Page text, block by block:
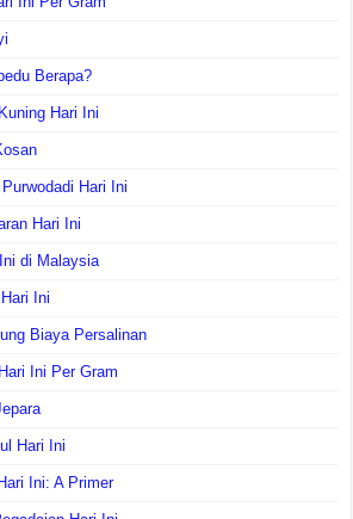
Berapa?
Hari Ini
Hari Ini
Hari Ini
di Malaysia
Ini
Biaya Persalinan
Ini Per Gram
Hari Ini
Ini: A Primer